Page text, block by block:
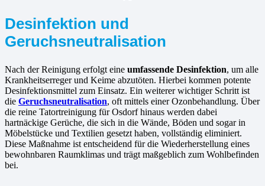
Desinfektion und
Geruchsneutralisation
Nach der Reinigung erfolgt eine umfassende Desinfektion, um alle
Krankheitserreger und Keime abzutöten. Hierbei kommen potente
Desinfektionsmittel zum Einsatz. Ein weiterer wichtiger Schritt ist
die Geruchsneutralisation, oft mittels einer Ozonbehandlung. Über
die reine Tatortreinigung für Osdorf hinaus werden dabei
hartnäckige Gerüche, die sich in die Wände, Böden und sogar in
Möbelstücke und Textilien gesetzt haben, vollständig eliminiert.
Diese Maßnahme ist entscheidend für die Wiederherstellung eines
bewohnbaren Raumklimas und trägt maßgeblich zum Wohlbefinden
bei.